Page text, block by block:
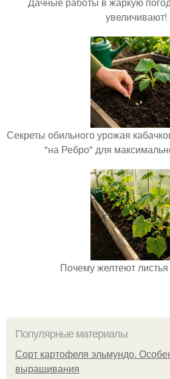
увеличивают!
Секреты обильного урожая
"на Ребро" для
Почему желтеют листья
Популярные материалы
Сорт картофеля эльмундо.
выращивания